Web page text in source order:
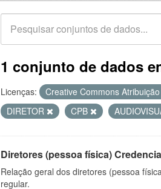
1 conjunto de dados
Licenças: Creative Commons Atribuição
DIRETOR
CPB
Diretores (pessoa física)
Relação geral dos diretores (pessoa
regular.